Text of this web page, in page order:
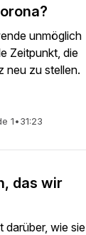
unmöglich
Zeitpunkt, die
neu zu stellen.
1•31:23
das wir
darüber, wie sie